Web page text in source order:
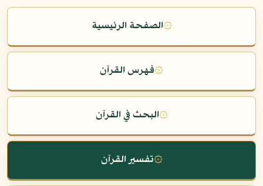
۞الصفحة الرئيسية
۞فهرس القرآن
۞البحث في القرآن
۞تفسير القرآن